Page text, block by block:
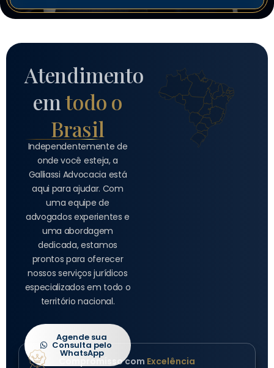
Atendimento
emtodo o
Brasil
Independentemente de
onde você esteja, a
Galliassi Advocacia está
aqui para ajudar. Com
uma equipe de
advogados experientes e
uma abordagem
dedicada, estamos
prontos para oferecer
nossos serviços jurídicos
especializados em todo o
território nacional.
Agende sua
Consulta pelo
WhatsApp
Compromisso com Excelência